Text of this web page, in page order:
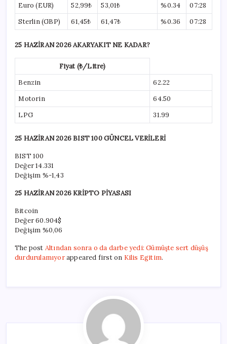
Euro (EUR)
52,99₺ 53,01₺ %0.34
07:28
Sterlin (GBP)
61,45₺ 61,47₺ %0.36 07:28
25 HAZİRAN 2026 AKARYAKIT NE KADAR?
Fiyat (₺/Litre)
Benzin
62.22
Motorin
64.50
LPG
31.99
25 HAZİRAN 2026 BIST 100 GÜNCEL VERİLERİ
BIST 100
Değer14.331
Değişim %-1,43
25 HAZİRAN 2026 KRİPTO PİYASASI
Bitcoin
Değer60.904$
Değişim %0,06
The post Altından sonra o da darbe yedi: Gümüşte sert düşüş
durdurulamıyorappeared first on Kilis Egitim.